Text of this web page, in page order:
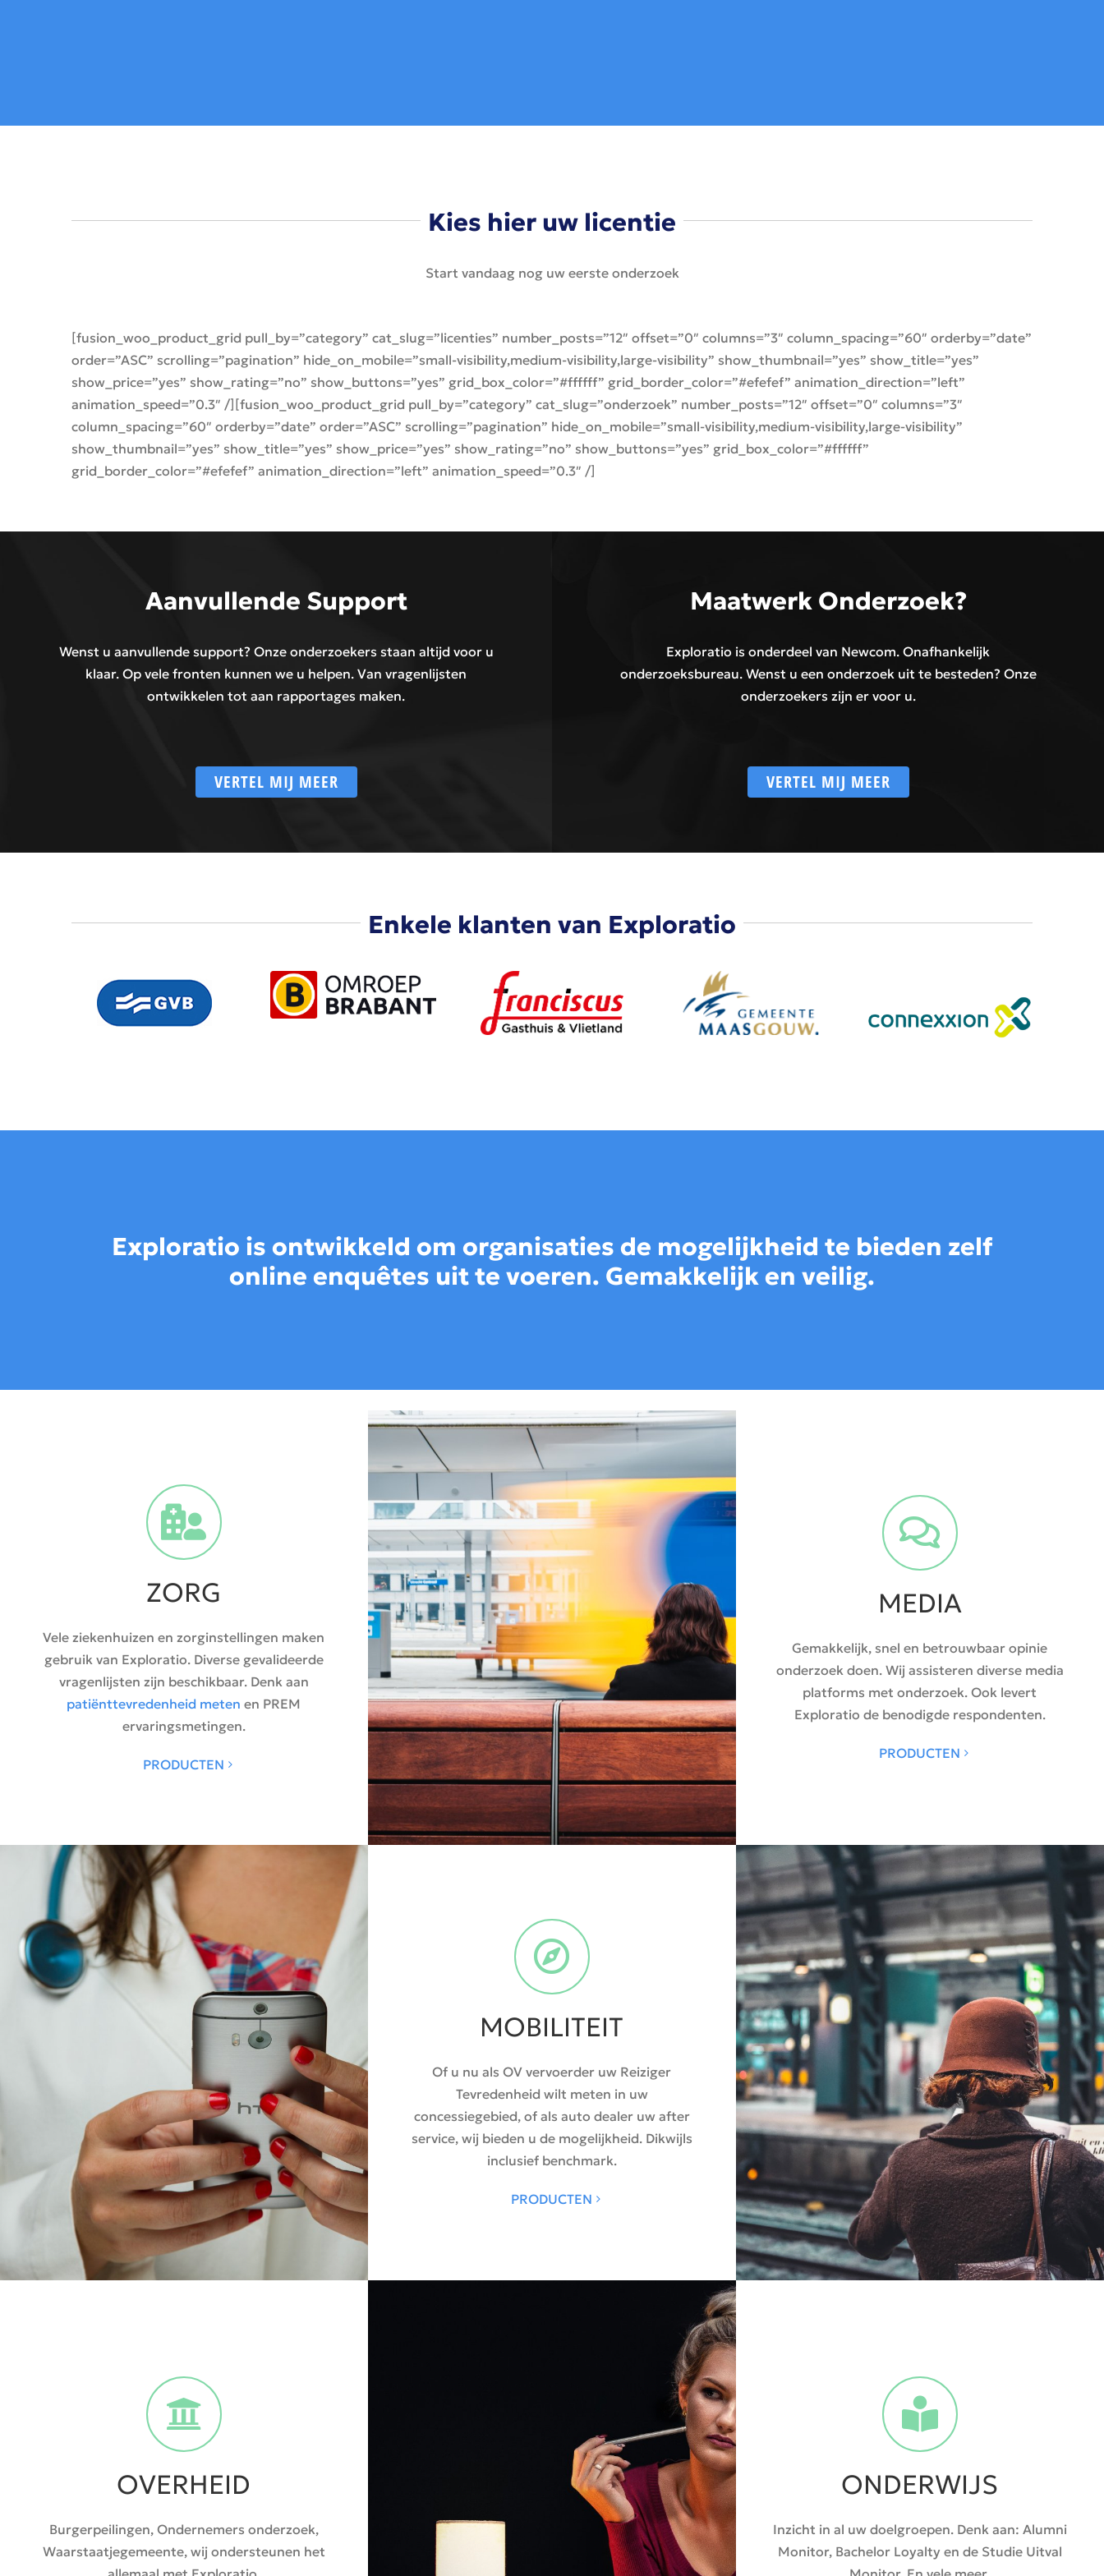
Kies hier uw licentie
Start vandaag nog uw eerste onderzoek
[fusion_woo_product_grid pull_by=”category” cat_slug=”licenties” number_posts=”12″ offset=”0″ columns=”3″ column_spacing=”60″ orderby=”date”
order=”ASC” scrolling=”pagination” hide_on_mobile=”small-visibility,medium-visibility,large-visibility” show_thumbnail=”yes” show_title=”yes”
show_price=”yes” show_rating=”no” show_buttons=”yes” grid_box_color=”#ffffff” grid_border_color=”#efefef” animation_direction=”left”
animation_speed=”0.3″ /][fusion_woo_product_grid pull_by=”category” cat_slug=”onderzoek” number_posts=”12″ offset=”0″ columns=”3″
column_spacing=”60″ orderby=”date” order=”ASC” scrolling=”pagination” hide_on_mobile=”small-visibility,medium-visibility,large-visibility”
show_thumbnail=”yes” show_title=”yes” show_price=”yes” show_rating=”no” show_buttons=”yes” grid_box_color=”#ffffff”
grid_border_color=”#efefef” animation_direction=”left” animation_speed=”0.3″ /]
Aanvullende Support
Wenst u aanvullende support? Onze onderzoekers staan altijd voor u
klaar. Op vele fronten kunnen we u helpen. Van vragenlijsten
ontwikkelen tot aan rapportages maken.
VERTEL MIJ MEER
Maatwerk Onderzoek?
Exploratio is onderdeel van Newcom. Onafhankelijk
onderzoeksbureau. Wenst u een onderzoek uit te besteden? Onze
onderzoekers zijn er voor u.
VERTEL MIJ MEER
Enkele klanten van Exploratio
Exploratio is ontwikkeld om organisaties de mogelijkheid te bieden zelf
online enquêtes uit te voeren. Gemakkelijk en veilig.
ZORG
Vele ziekenhuizen en zorginstellingen maken
gebruik van Exploratio. Diverse gevalideerde
vragenlijsten zijn beschikbaar. Denk aan
patiënttevredenheid meten en PREM
ervaringsmetingen.
PRODUCTEN
MEDIA
Gemakkelijk, snel en betrouwbaar opinie
onderzoek doen. Wij assisteren diverse media
platforms met onderzoek. Ook levert
Exploratio de benodigde respondenten.
PRODUCTEN
MOBILITEIT
Of u nu als OV vervoerder uw Reiziger
Tevredenheid wilt meten in uw
concessiegebied, of als auto dealer uw after
service, wij bieden u de mogelijkheid. Dikwijls
inclusief benchmark.
PRODUCTEN
OVERHEID
Burgerpeilingen, Ondernemers onderzoek,
Waarstaatjegemeente, wij ondersteunen het
ONDERWIJS
Inzicht in al uw doelgroepen. Denk aan: Alumni
Monitor, Bachelor Loyalty en de Studie Uitval